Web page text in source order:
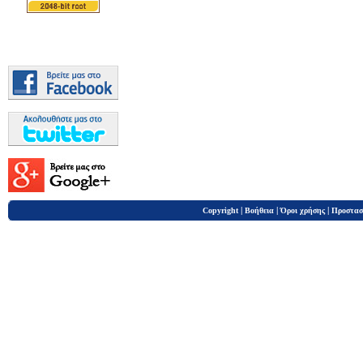
Copyright | Βοήθεια |Όροι χρήσης |